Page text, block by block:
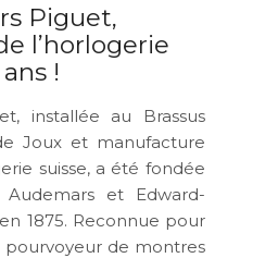
Piguet,
l’horlogerie
!
installée au Brassus
Joux et manufacture
suisse, a été fondée
Audemars et Edward-
1875. Reconnue pour
de montres